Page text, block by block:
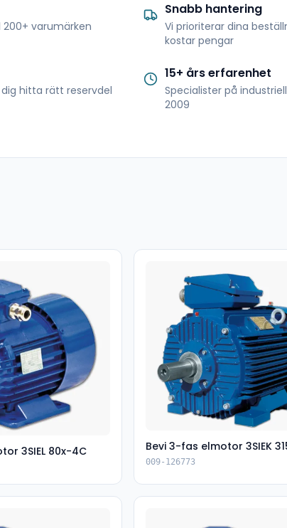
varumärken
Snabb hantering
Vi prioriterar dina
kostar pengar
hitta rätt reservdel
15+ års erfarenhet
Specialister på
2009
3SIEL 80x-4C Bevi 3-fas elmotor 3SIEK
009-126773